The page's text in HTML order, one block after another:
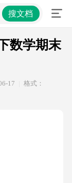
下数学期末达
搜文档
数学期末
17
格式：